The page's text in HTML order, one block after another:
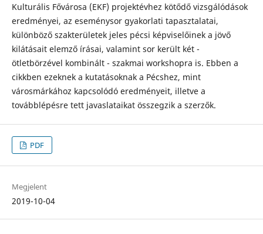
Kulturális Fővárosa (EKF) projektévhez kötődő vizsgálódások
eredményei, az eseménysor gyakorlati tapasztalatai,
különböző szakterületek jeles pécsi képviselőinek a jövő
kilátásait elemző írásai, valamint sor került két -
ötletbörzével kombinált - szakmai workshopra is. Ebben a
cikkben ezeknek a kutatásoknak a Pécshez, mint
városmárkához kapcsolódó eredményeit, illetve a
továbblépésre tett javaslataikat összegzik a szerzők.
PDF
Megjelent
2019-10-04